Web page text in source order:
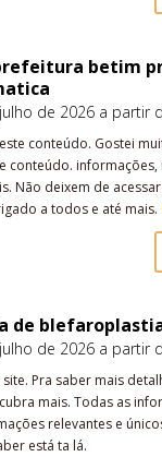
betim
de 2026 a partir
conteúdo. Gostei
conteúdo. informações,
Não deixem de
a todos e até mais.
de
de 2026 a partir
Pra saber mais
mais. Todas as
relevantes e
está ta lá.